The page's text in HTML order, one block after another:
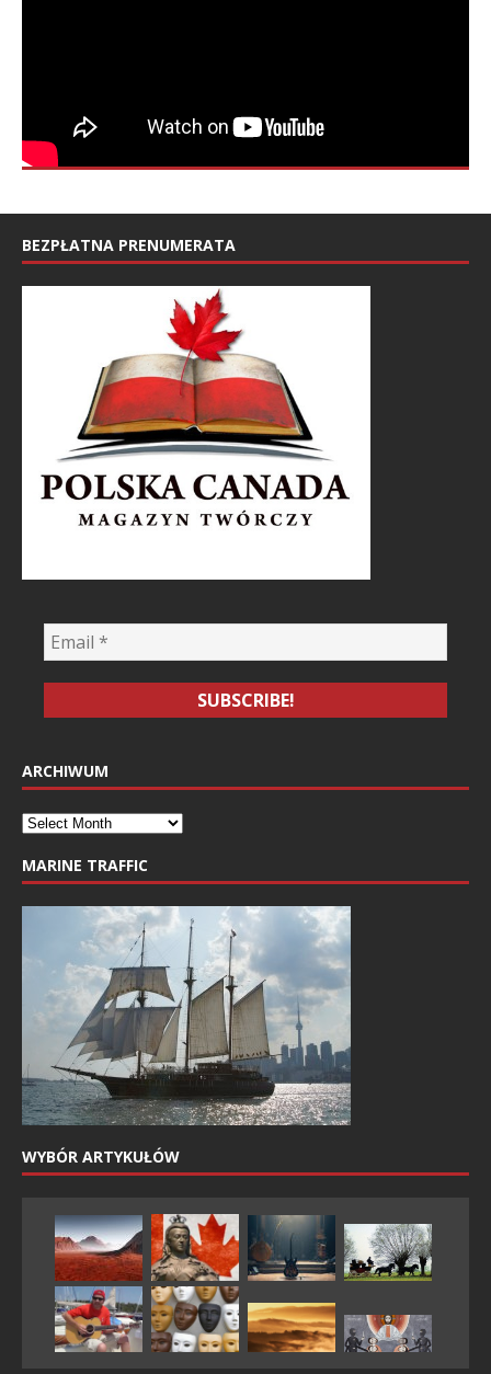
BEZPŁATNA PRENUMERATA
ARCHIWUM
MARINE TRAFFIC
WYBÓR ARTYKUŁÓW